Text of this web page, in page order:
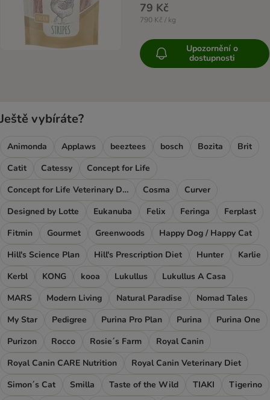
79 Kč
790 Kč / kg
Upozornění o
dostupnosti
Ještě vybíráte?
Animonda Applaws beeztees bosch Bozita
Brit
Catit
Catessy
Concept for Life
Concept for Life Veterinary Diet
Cosma
Curver
Designed by Lotte
Eukanuba Felix Feringa
Ferplast
Fitmin
Gourmet Greenwoods
Happy Dog / Happy Cat
Hill's Science Plan
Hill's Prescription Diet Hunter
Karlie
Kerbl
KONG kooa Lukullus
Lukullus A Casa
MARS
Modern Living Natural Paradise
Nomad Tales
My Star
Pedigree Purina Pro Plan Purina
Purina One
Purizon
Rocco Rosie´s Farm
Royal Canin
Royal Canin CARE Nutrition
Royal Canin Veterinary Diet
Simon´s Cat
Smilla Taste of the Wild TIAKI
Tigerino